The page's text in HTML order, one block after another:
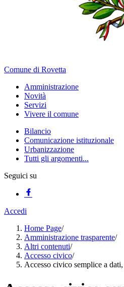
Comune di Rovetta
Amministrazione
Novità
Servizi
Vivere il comune
Bilancio
Comunicazione istituzionale
Urbanizzazione
Tutti gli argomenti...
Seguici su
Accedi
Home Page/
Amministrazione trasparente/
Altri contenuti/
Accesso civico/
Accesso civico semplice a